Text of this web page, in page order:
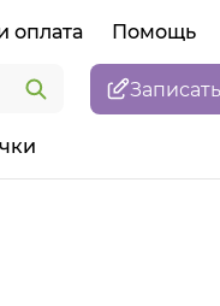
оплата Помощь